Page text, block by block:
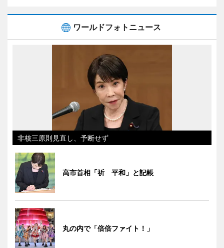
ワールドフォトニュース
非核三原則見直し、予断せず
高市首相「祈 平和」と記帳
丸の内で「倍倍ファイト！」